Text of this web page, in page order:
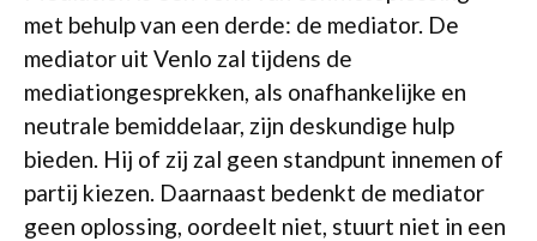
met behulp van een derde: de mediator. De
mediator uit Venlo zal tijdens de
mediationgesprekken, als onafhankelijke en
neutrale bemiddelaar, zijn deskundige hulp
bieden. Hij of zij zal geen standpunt innemen of
partij kiezen. Daarnaast bedenkt de mediator
geen oplossing, oordeelt niet, stuurt niet in een